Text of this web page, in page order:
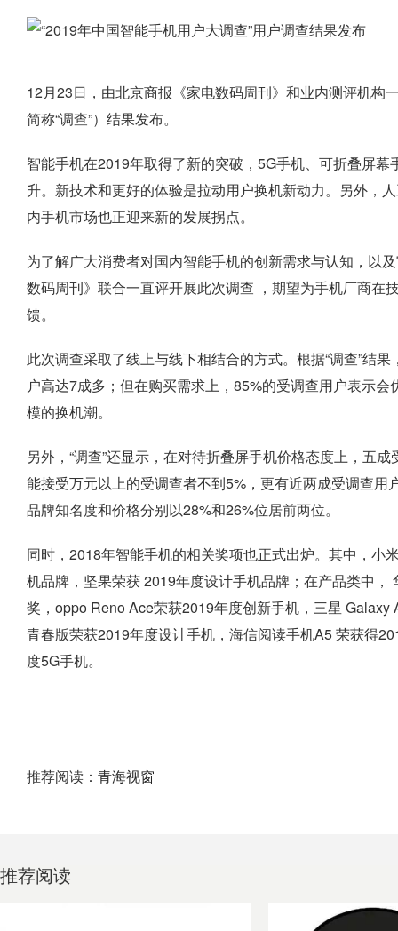
12月23日，由北京商报《家电数码周刊》和业内测评机构
简称“调查”）结果发布。
智能手机在2019年取得了新的突破，5G手机、可折叠屏
升。新技术和更好的体验是拉动用户换机新动力。另外，
内手机市场也正迎来新的发展拐点。
为了解广大消费者对国内智能手机的创新需求与认知，以
数码周刊》联合一直评开展此次调查 ，期望为手机厂商在
馈。
此次调查采取了线上与线下相结合的方式。根据“调查”结
户高达7成多；但在购买需求上，85%的受调查用户表示
模的换机潮。
另外，“调查”还显示，在对待折叠屏手机价格态度上，五
能接受万元以上的受调查者不到5%，更有近两成受调查
品牌知名度和价格分别以28%和26%位居前两位。
同时，2018年智能手机的相关奖项也正式出炉。其中，
机品牌，坚果荣获 2019年度设计手机品牌；在产品类中
奖，oppo Reno Ace荣获2019年度创新手机，三星
青春版荣获2019年度设计手机，海信阅读手机A5 荣获得
度5G手机。
推荐阅读： 青海视窗
推荐阅读